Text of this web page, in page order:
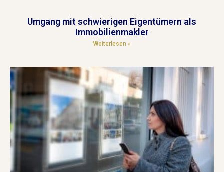
Umgang mit schwierigen Eigentümern als
Immobilienmakler
Weiterlesen »